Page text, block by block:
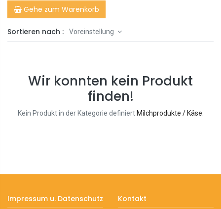
Gehe zum Warenkorb
Sortieren nach : Voreinstellung
Wir konnten kein Produkt
finden!
Kein Produkt in der Kategorie definiert Milchprodukte / Käse
Impressum u. Datenschutz Kontakt